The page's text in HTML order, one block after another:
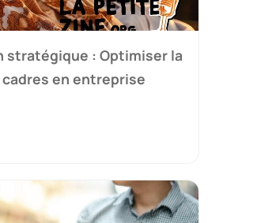
stratégique : Optimiser la
en entreprise